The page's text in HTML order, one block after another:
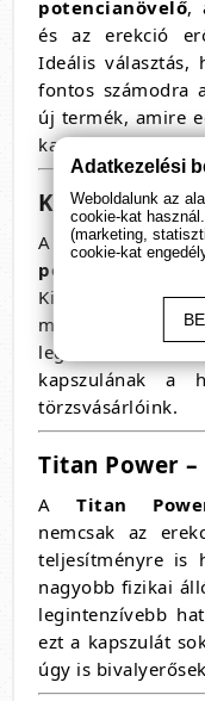
potencianövelő,
és az erekció
Ideális választás,
fontos számodra
új termék, amire
kaptunk.
Kék Villám
A neve
potencianövelő
Kifejezetten
megoldást
legtovább
kapszulának a
törzsvásárlóink.
Titan Power
ATitan
nemcsak az
teljesítményre is
nagyobb fizikai
legintenzívebb
ezt a kapszulát
úgy is
Adatkezelési
Weboldalunk az
cookie-kat
(marketing,
cookie-kat